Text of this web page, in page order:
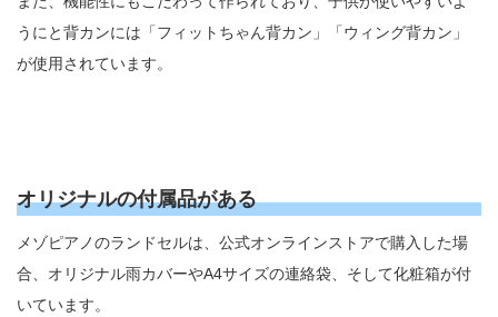
うにと背カンには「フィットちゃん背カン」「ウィング背カン」
が使用されています。
オリジナルの付属品がある
メゾピアノのランドセルは、公式オンラインストアで購入した場
合、オリジナル雨カバーやA4サイズの連絡袋、そして化粧箱が付
いています。